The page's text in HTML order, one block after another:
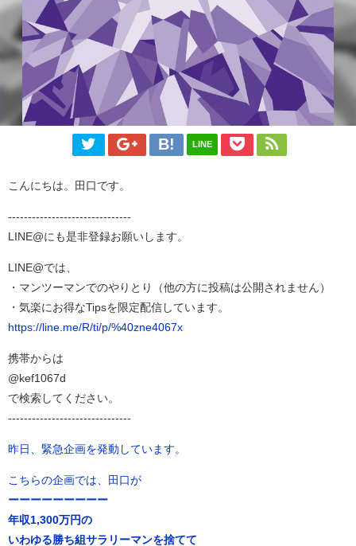
LINE
こんにちは。田口です。
-------------------------------
LINE@にも是非登録お願いします。
LINE@では、
・マンツーマンでのやりとり（他の方に投稿は公開されません）
・気楽にお得なTipsを限定配信しています。
https://line.me/R/ti/p/%40zne4067x
携帯からは
@kef1067d
で検索してください。
-------------------------------
昨日、緊急企画を発動しています。
こちらの企画では、田口が
ーーーーーーーーー
年収1,300万円の
いわゆる勝ち組サラリーマンを捨てて